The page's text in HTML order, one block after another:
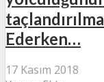
Ederken…
17 Kasım 2018